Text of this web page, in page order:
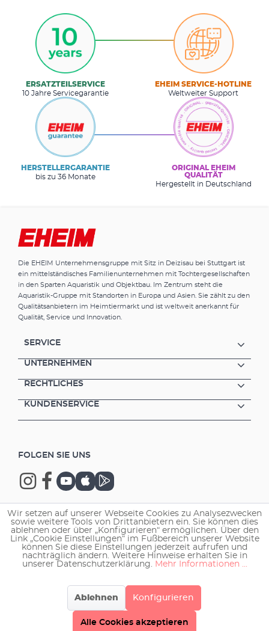
ERSATZTEILSERVICE
10 Jahre Servicegarantie
EHEIM SERVICE-HOTLINE
Weltweiter Support
HERSTELLERGARANTIE
bis zu 36 Monate
ORIGINAL EHEIM
QUALITÄT
Hergestellt in Deutschland
Die EHEIM Unternehmensgruppe mit Sitz in Deizisau bei Stuttgart ist
ein mittelständisches Familienunternehmen mit Tochtergesellschaften
in den Sparten Aquaristik und Objektbau. Im Zentrum steht die
Aquaristik-Gruppe mit Standorten in Europa und Asien. Sie zählt zu den
Qualitätsanbietern im Heimtiermarkt und ist weltweit anerkannt für
Qualität, Service und Innovation.
SERVICE
UNTERNEHMEN
RECHTLICHES
KUNDENSERVICE
FOLGEN SIE UNS
Copyright © 2026 EHEIM GmbH & Co. KG.
Wir setzen auf unserer Webseite Cookies zu Analysezwecken
sowie weitere Tools von Drittanbietern ein. Sie können dies
ablehnen oder über „Konfigurieren“ ermöglichen. Über den
Link „Cookie Einstellungen“ im Fußbereich unserer Website
können Sie diese Einstellungen jederzeit aufrufen und
nachträglich ändern. Weitere Hinweise erhalten Sie in
unserer Datenschutzerklärung. Mehr Informationen ...
Ablehnen Konfigurieren
Alle Cookies akzeptieren